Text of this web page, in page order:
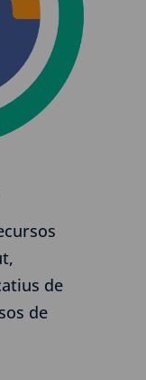
de
de